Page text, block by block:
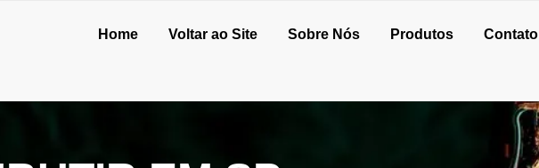
Home Voltar ao Site Sobre Nós Produtos Contato